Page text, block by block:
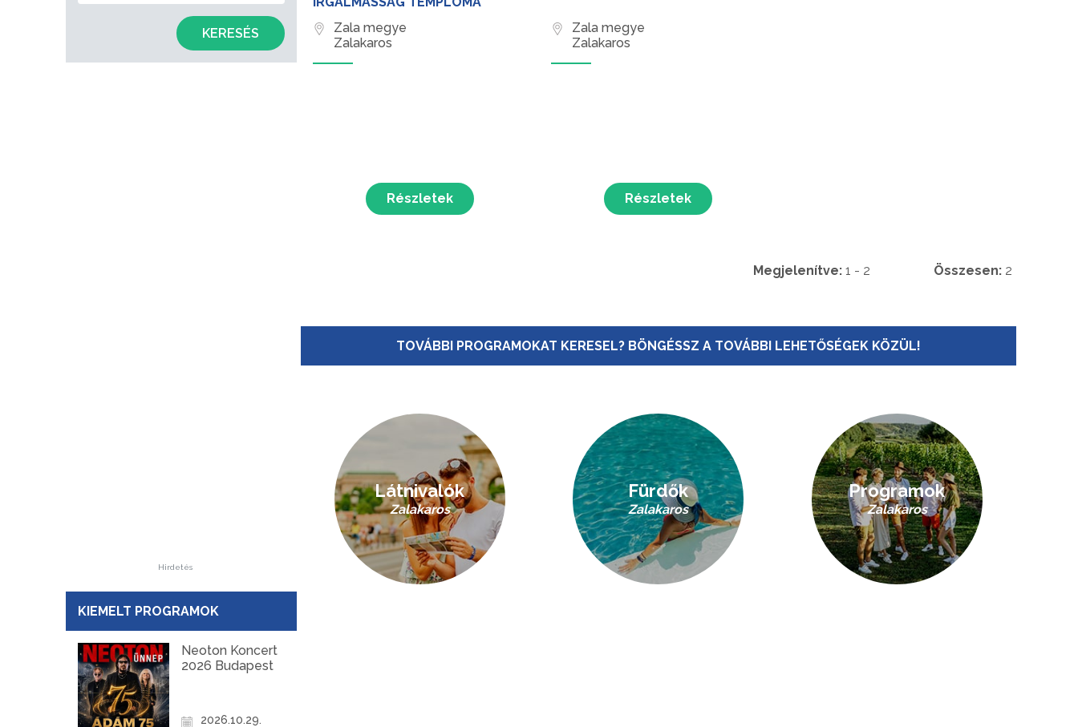
KERESÉS
Hirdetés
KIEMELT PROGRAMOK
Neoton Koncert
2026 Budapest
2026.10.29.
Zala megye
Zalakaros
Részletek
Zala megye
Zalakaros
Részletek
Megjelenítve: 1 - 2 Összesen: 2
TOVÁBBI PROGRAMOKAT KERESEL? BÖNGÉSSZ A TOVÁBBI LEHETŐSÉGEK KÖZÜL!
Látnivalók
Zalakaros
Fürdők
Zalakaros
Programok
Zalakaros